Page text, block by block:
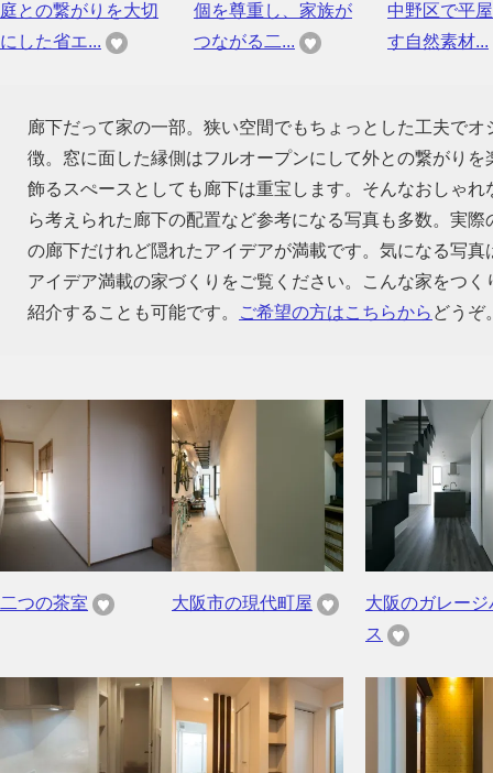
庭との繋がりを大切
にした省エ...
個を尊重し、家族が
つながる二...
中野区で平
す自然素材...
廊下だって家の一部。狭い空間でもちょっとした工夫で
徴。窓に面した縁側はフルオープンにして外との繋がり
飾るスぺースとしても廊下は重宝します。そんなおしゃ
ら考えられた廊下の配置など参考になる写真も多数。実
の廊下だけれど隠れたアイデアが満載です。気になる写
アイデア満載の家づくりをご覧ください。こんな家をつ
紹介することも可能です。
ご希望の方はこちらから どうぞ
二つの茶室 大阪市の現代町屋
大阪のガレージ
ス